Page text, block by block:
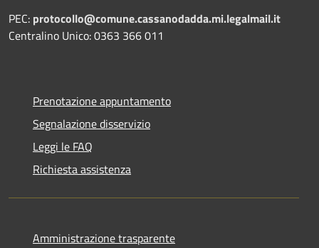
PEC: protocollo@comune.cassanodadda.mi.legalmail.it
Centralino Unico: 0363 366 011
Prenotazione appuntamento
Segnalazione disservizio
Leggi le FAQ
Richiesta assistenza
Amministrazione trasparente